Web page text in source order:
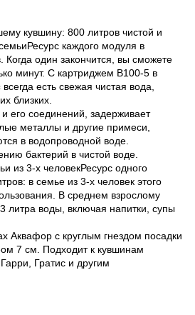
кувшину: 800 литров чистой и
Ресурс каждого модуля в
Когда один закончится, вы сможете
минут. С картриджем B100-5 в
есть свежая чистая вода,
близких.
его соединений, задерживает
металлы и другие примеси,
в водопроводной воде.
бактерий в чистой воде.
из 3-х человекРесурс одного
в семье из 3-х человек этого
В среднем взрослому
литра воды, включая напитки, супы
Аквафор c круглым гнездом посадки
7 см. Подходит к кувшинам
Гратис и другим